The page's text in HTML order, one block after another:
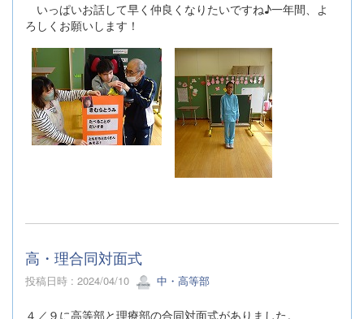
いっぱいお話して早く仲良くなりたいですね♪一年間、よ
ろしくお願いします！
高・理合同対面式
投稿日時 : 2024/04/10 中・高等部
４／９に高等部と理療部の合同対面式がありました。